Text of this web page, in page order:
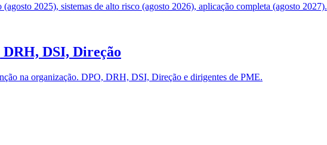
2025), sistemas de alto risco (agosto 2026), aplicação completa (agosto 2027).
DSI, Direção
na organização. DPO, DRH, DSI, Direção e dirigentes de PME.